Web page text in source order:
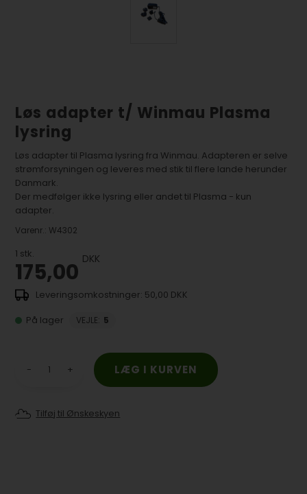
Løs adapter t/ Winmau Plasma
lysring
Løs adapter til Plasma lysring fra Winmau. Adapteren er selve
strømforsyningen og leveres med stik til flere lande herunder
Danmark.
Der medfølger ikke lysring eller andet til Plasma - kun
adapter.
Varenr.: W4302
1 stk.
175,00 DKK
50,00 DKK
På lager
VEJLE: 5
- +
Tilføj til Ønskeskyen